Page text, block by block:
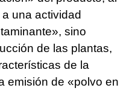
una actividad
sino
de las plantas,
de la
emisión de «polvo en